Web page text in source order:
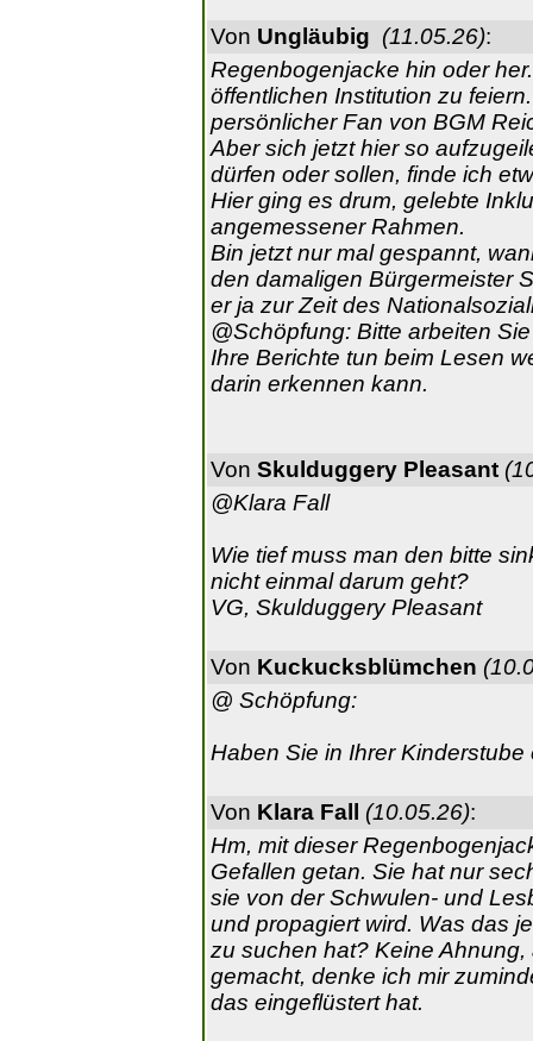
Von Ungläubig (11.05.26):
Regenbogenjacke hin oder
öffentlichen Institution zu
persönlicher Fan von BGM
Aber sich jetzt hier so
dürfen oder sollen, finde ich
Hier ging es drum, gelebte
angemessener Rahmen.
Bin jetzt nur mal gespannt,
den damaligen Bürgermeister
er ja zur Zeit des
@Schöpfung: Bitte arbeiten
Ihre Berichte tun beim Lesen
darin erkennen kann.
Von Skulduggery Pleasant
@Klara Fall
Wie tief muss man den bitte
nicht einmal darum geht?
VG, Skulduggery Pleasant
Von Kuckucksblümchen
@ Schöpfung:
Haben Sie in Ihrer
Von Klara Fall (10.05.26):
Hm, mit dieser
Gefallen getan. Sie hat nur
sie von der Schwulen- und
und propagiert wird. Was das
zu suchen hat? Keine
gemacht, denke ich mir
das eingeflüstert hat.